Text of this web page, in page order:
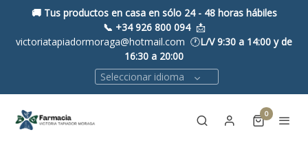
🚚 Tus productos en casa en sólo 24 - 48 horas hábiles
📞 +34 926 800 094 📩
victoriatapiadormoraga@hotmail.com 🕐L/V 9:30 a 14:00 y de
16:30 a 20:00
Seleccionar idioma
0